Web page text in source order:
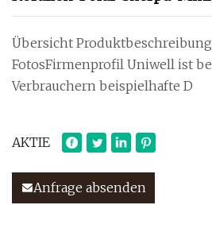
Übersicht
FotosFirmenprofil Uniwell ist
Verbrauchern beispielhafte D
AKTIE
Anfrage absenden